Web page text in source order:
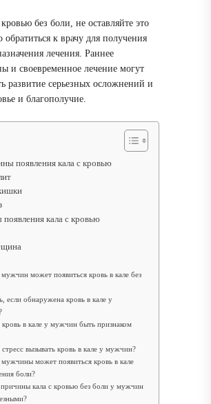
без боли, не оставляйте это
к врачу для получения
лечения. Раннее
и своевременное лечение могут
развитие серьезных осложнений и
и благополучие.
появления кала с кровью
кала с кровью
может появиться кровь в кале без
если обнаружена кровь в кале у
в кале у мужчин быть признаком
вызывать кровь в кале у мужчин?
может появиться кровь в кале
боли?
кала с кровью без боли у мужчин